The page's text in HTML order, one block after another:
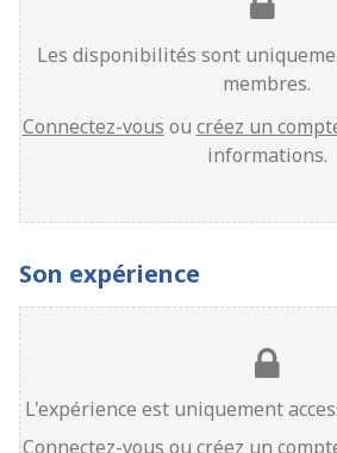
Les disponibilités sont
membres.
Connectez-vous ou créez un
informations.
Son expérience
L'expérience est uniquement
Connectez-vous ou créez un